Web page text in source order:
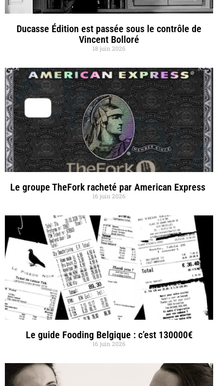
Ducasse Édition est passée sous le contrôle de
Vincent Bolloré
18 juin 2026
Le groupe TheFork racheté par American Express
16 juin 2026
Le guide Fooding Belgique : c’est 130000€
16 juin 2026